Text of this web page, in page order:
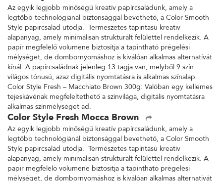
Az egyik legjobb minőségű kreatív papírcsaládunk, amely a
legtöbb technológiánál biztonsággal bevethető, a Color Smooth
Style papírcsalád utódja. Természetes tapintású kreatív
alapanyag, amely minimálisan strukturált felülettel rendelkezik. A
papír megfelelő volumene biztosítja a tapintható prégelési
mélységet, de dombornyomáshoz is kiválóan alkalmas alternatívát
kínál. A papírcsaládnak jelenleg 13 tagja van, melyből 9 szín
világos tónusú, azaz digitális nyomtatásra is alkalmas színalap.
Color Style Fresh – Macchiato Brown 300g: Valóban egy kellemes
tejeskávénak megfeleltethető a színvilága, digitális nyomtatásra
alkalmas színmélységet ad.
Color Style Fresh Mocca Brown
Az egyik legjobb minőségű kreatív papírcsaládunk, amely a
legtöbb technológiánál biztonsággal bevethető, a Color Smooth
Style papírcsalád utódja. Természetes tapintású kreatív
alapanyag, amely minimálisan strukturált felülettel rendelkezik. A
papír megfelelő volumene biztosítja a tapintható prégelési
mélységet, de dombornyomáshoz is kiválóan alkalmas alternatívát